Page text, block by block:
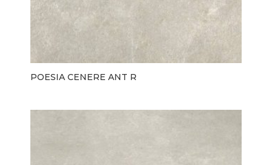
POESIA CENERE ANT R